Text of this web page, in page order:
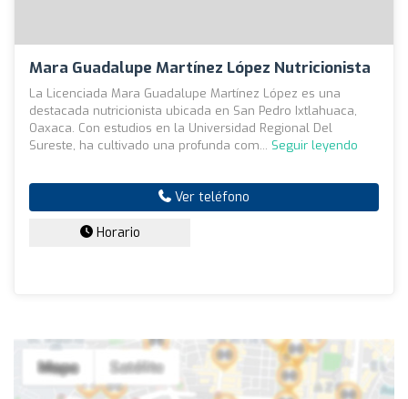
Mara Guadalupe Martínez López Nutricionista
La Licenciada Mara Guadalupe Martínez López es una
destacada nutricionista ubicada en San Pedro Ixtlahuaca,
Oaxaca. Con estudios en la Universidad Regional Del
Sureste, ha cultivado una profunda com... Seguir leyendo
Ver teléfono
Horario